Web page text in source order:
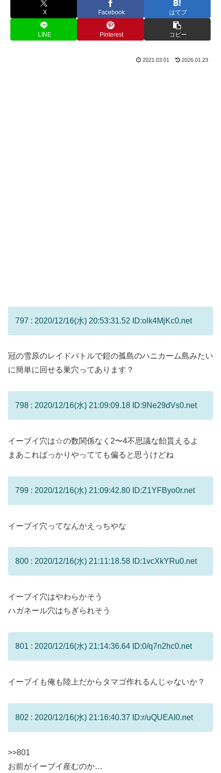
X Facebook はてブ
LINE Pinterest コピー
2021.03.01 2026.01.23
797 : 2020/12/16(水) 20:53:31.52 ID:olk4MjKc0.net
冠の雪原のレイドバトルで鎧の孤島のハニカーム島みたい
に簡単に回せる巣穴ってあります？
798 : 2020/12/16(水) 21:09:09.18 ID:9Ne29dVs0.net
イーブイ穴は☆の数関係なく2〜4不思議な飴貰えるよ
まあこればっかりやってても偏ると思うけどね
799 : 2020/12/16(水) 21:09:42.80 ID:Z1YFByo0r.net
イーブイ穴ってなんかえっちやな
800 : 2020/12/16(水) 21:11:18.58 ID:1vcXkYRu0.net
イーブイ穴はやわらかそう
ハガネール穴はちぎられそう
801 : 2020/12/16(水) 21:14:36.64 ID:0/q7n2hc0.net
イーブイも俺も陸上だからタマゴ作れるんじゃないか？
802 : 2020/12/16(水) 21:16:40.37 ID:r/uQUEAI0.net
>>801
お前がイーブイ産むのか…